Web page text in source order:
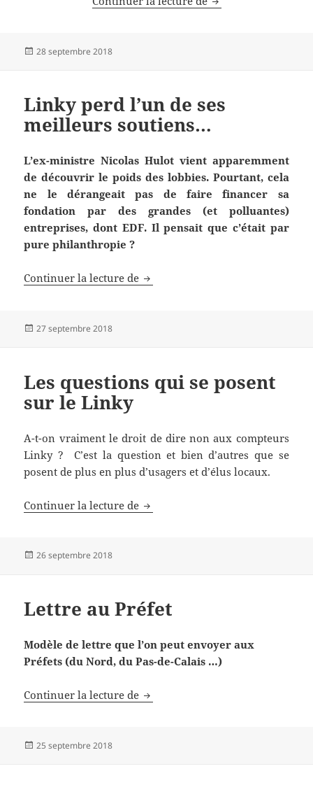
Publié
28 septembre 2018
Linky perd l’un de ses
meilleurs soutiens…
L’ex-ministre Nicolas Hulot vient apparemment
de découvrir le poids des lobbies. Pourtant, cela
ne le dérangeait pas de faire financer sa
fondation par des grandes (et polluantes)
entreprises, dont EDF. Il pensait que c’était par
pure philanthropie ?
Continuer la lecture de Linky perd l’un de ses meilleurs
Publié
27 septembre 2018
Les questions qui se posent
sur le Linky
A-t-on vraiment le droit de dire non aux compteurs
Linky ? C’est la question et bien d’autres que se
posent de plus en plus d’usagers et d’élus locaux.
Continuer la lecture de Les questions qui se posent sur
Publié
26 septembre 2018
Lettre au Préfet
Modèle de lettre que l’on peut envoyer aux
Préfets (du Nord, du Pas-de-Calais …)
Continuer la lecture de Lettre au Préfet
Publié
25 septembre 2018